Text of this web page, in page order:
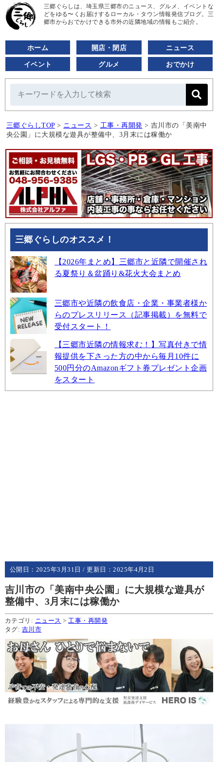
三郷ぐらしは、埼玉県三郷市のニュース、グルメ、イベントな
どをゆる〜くお届けするローカル・タウン情報発信ブログ。三
郷市からおでかけできる市外の近隣地域の情報もご紹介。
ホーム 開店・閉店 ニュース
イベント グルメ おでかけ
三郷ぐらしTOP > ニュース > 工事・再開発 > 吉川市の「美南中
央公園」に大規模な遊具が整備中、3月末には稼働か
三郷ぐらしのオススメ！
【2026年まとめ】三郷市と近隣で開催され
る夏祭り＆盆踊り&花火大会まとめ
三郷市や近隣の飲食店・企業・事業者様か
らのプレスリリース（記事掲載）を無料で
受付スタート！
【三郷市近隣の情報求む！】写真付きで情
報提供を下さった方の中から毎月10件に
500円分のAmazonギフト券プレゼント企画
をスタート
公開日： 2025年3月31日 / 更新日：2025年4月2日
吉川市の「美南中央公園」に大規模な遊具が
整備中、3月末には稼働か
カテゴリ: ニュース >工事・再開発
タグ: 吉川市